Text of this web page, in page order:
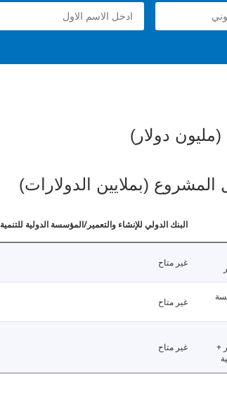
دولار)
المشروع (بملايين الدولارات)
البنك الدولي للإنشاء والتعمير/المؤسسة الدولية للتنمية
غير متاح
غير متاح
+
غير متاح